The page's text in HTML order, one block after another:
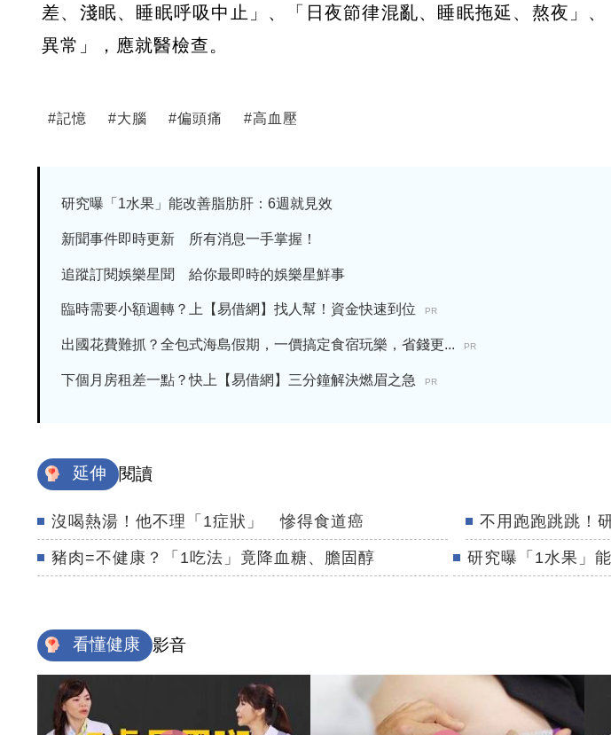
差、淺眠、睡眠呼吸中止」、「日夜節律混亂、睡眠拖延、熬夜」
異常」，應就醫檢查。
#記憶 #大腦 #偏頭痛 #高血壓
研究曝「1水果」能改善脂肪肝：6週就見效
新聞事件即時更新 所有消息一手掌握！
追蹤訂閱娛樂星聞 給你最即時的娛樂星鮮事
臨時需要小額週轉？上【易借網】找人幫！資金快速到位 PR
出國花費難抓？全包式海島假期，一價搞定食宿玩樂，省錢更... PR
下個月房租差一點？快上【易借網】三分鐘解決燃眉之急 PR
延伸 閱讀
沒喝熱湯！他不理「1症狀」 慘得食道癌 不用跑跑跳跳！
豬肉=不健康？「1吃法」竟降血糖、膽固醇 研究曝「1水果」
看懂健康 影音